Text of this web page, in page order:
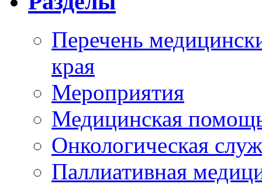
Перечень
края
Мероприятия
Медицинская
Онкологическая
Паллиативная